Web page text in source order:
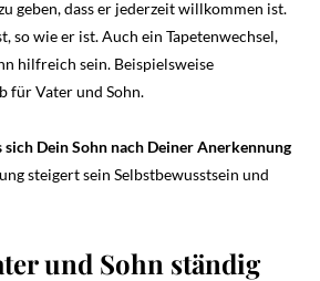
geben, dass er jederzeit willkommen ist.
so wie er ist. Auch ein Tapetenwechsel,
hilfreich sein. Beispielsweise
für Vater und Sohn.
sich Dein Sohn nach Deiner Anerkennung
steigert sein Selbstbewusstsein und
und Sohn ständig